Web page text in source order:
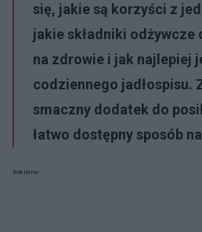
się, jakie są korzyści z
jakie składniki odżywcze
na zdrowie i jak najlepiej
codziennego jadłospisu.
smaczny dodatek do
łatwo dostępny sposób
Reklama: